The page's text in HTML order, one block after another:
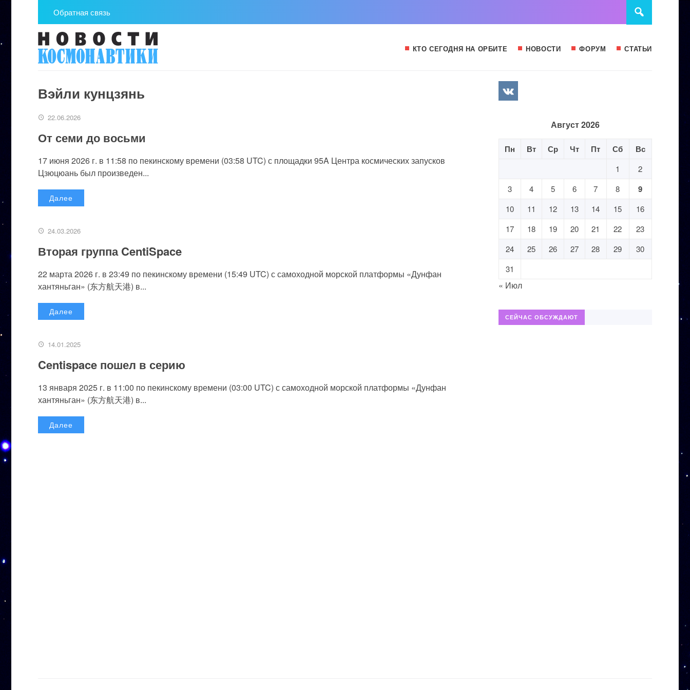
Обратная связь
КТО СЕГОДНЯ НА ОРБИТЕ НОВОСТИ ФОРУМ СТАТЬИ
Вэйли кунцзянь
22.06.2026
От семи до восьми
17 июня 2026 г. в 11:58 по пекинскому времени (03:58 UTC) с площадки 95A Центра космических запусков
Цзюцюань был произведен...
Далее
24.03.2026
Вторая группа CentiSpace
22 марта 2026 г. в 23:49 по пекинскому времени (15:49 UTC) с самоходной морской платформы «Дунфан
хантяньган» (东方航天港) в...
Далее
14.01.2025
Centispace пошел в серию
13 января 2025 г. в 11:00 по пекинскому времени (03:00 UTC) с самоходной морской платформы «Дунфан
хантяньган» (东方航天港) в...
Далее
Август 2026
Пн Вт Ср Чт Пт Сб Вс
1
2
3
4 5 6 7 8 9
10 11 12 13 14 15
16
17
18 19 20 21 22
23
24
25 26 27 28 29
30
31
« Июл
СЕЙЧАС ОБСУЖДАЮТ